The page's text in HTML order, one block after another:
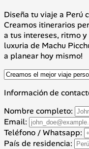
Diseña tu viaje a Perú
Creamos itinerarios
a tus intereses, ritmo
luxuria de Machu
a planear hoy mismo!
Información de
Nombre completo:
Email:
Teléfono / Whatsapp:
País de residencia: